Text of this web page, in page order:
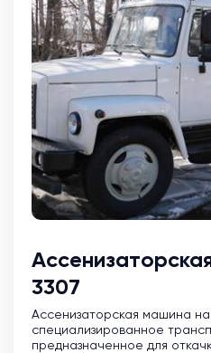
3307
Ассенизаторская машина
специализированное
предназначенное для